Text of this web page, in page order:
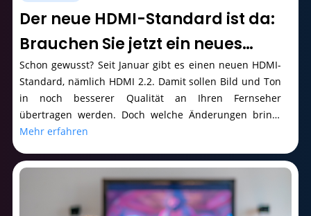
Der neue HDMI-Standard ist da:
Brauchen Sie jetzt ein neues
Kabel?
Schon gewusst? Seit Januar gibt es einen neuen HDMI-
Standard, nämlich HDMI 2.2. Damit sollen Bild und Ton
in noch besserer Qualität an Ihren Fernseher
übertragen werden. Doch welche Änderungen bringt
HDMI 2.2?
Mehr erfahren